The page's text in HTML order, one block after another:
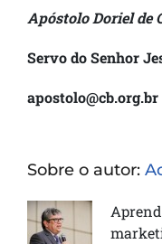
Apóstolo Doriel de
Servo do Senhor
apostolo@cb.org.br
Sobre o autor: